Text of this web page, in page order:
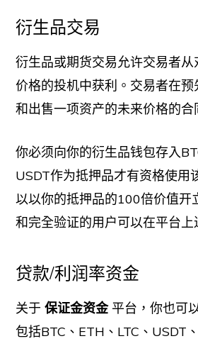
衍生品交易
衍生品或期货交易允许交易者
价格的投机中获利。交易者在
和出售一项资产的未来价格的合
你必须向你的衍生品钱包存入
USDT作为抵押品才有资格使用
以以你的抵押品的100倍价值开
和完全验证的用户可以在平台上
贷款/利润率资金
关于保证金资金平台，你也可
包括BTC、ETH、LTC、USDT